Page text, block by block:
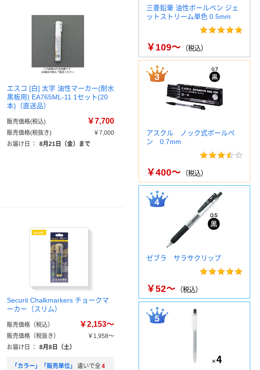
エスコ [白] 太字 油性マーカー(耐水
黒板用) EA765ML-11 1セット(20
本)（直送品）
販売価格(税込) ￥7,700
販売価格(税抜き)
￥7,000
お届け日
： 8月21日（金）まで
Securit Chalkmarkers チョークマ
ーカー（スリム）
販売価格（税込） ￥2,153～
販売価格（税抜き）
￥1,958～
お届け日
： 8月8日（土）
「カラー」「販売単位」 違いで全4
三菱鉛筆 油性ボールペン ジェ
ットストリーム単色 0.5mm
￥109～ （税込）
アスクル ノック式ボールペ
ン 0.7mm
￥400～ （税込）
ゼブラ サラサクリップ
￥52～ （税込）